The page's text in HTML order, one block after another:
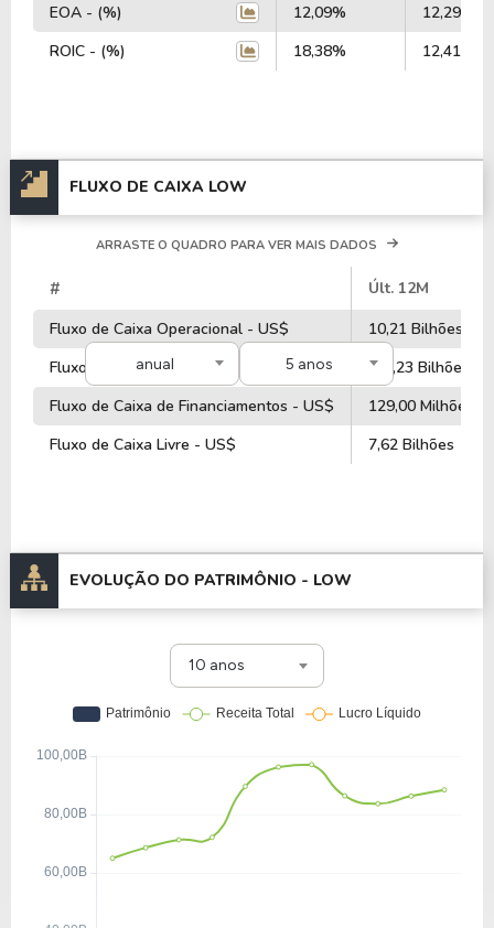
EOA - (%)
12,09%
12,29%
ROIC - (%)
18,38% 12,41%
FLUXO DE CAIXA LOW
anual 5 anos
ARRASTE O QUADRO PARA VER MAIS DADOS
#
Últ. 12M
Fluxo de Caixa Operacional - US$
10,21 Bilhões
Fluxo de Caixa de Investimentos - US$
-12,23 Bilhões
Fluxo de Caixa de Financiamentos - US$
129,00 Milhões
Fluxo de Caixa Livre - US$
7,62 Bilhões
EVOLUÇÃO DO PATRIMÔNIO - LOW
10 anos